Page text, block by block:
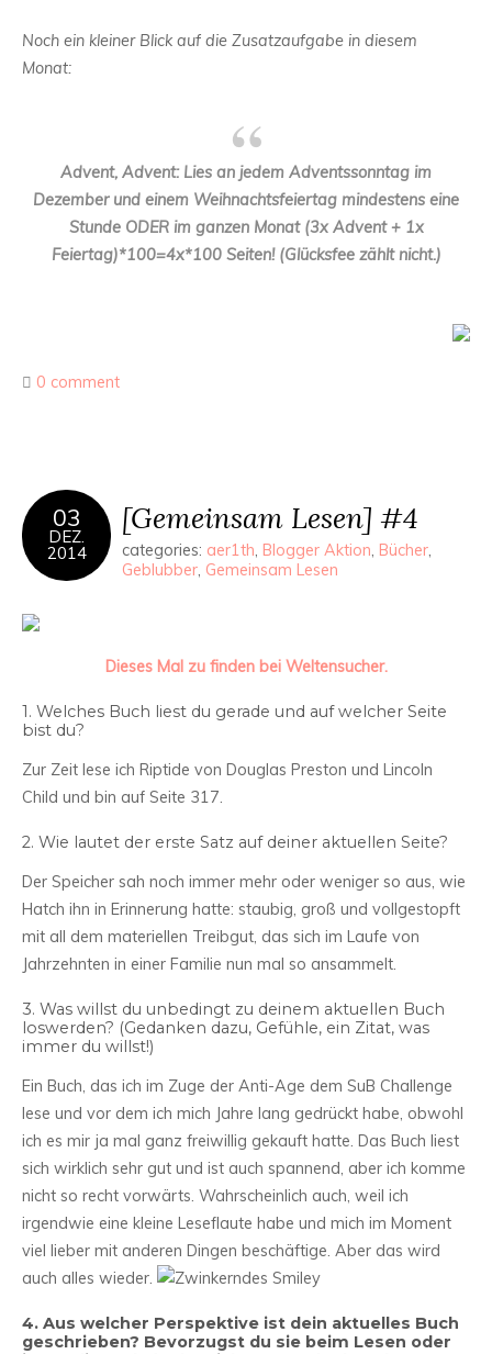
Noch ein kleiner Blick auf die Zusatzaufgabe in diesem
Monat:
Advent, Advent: Lies an jedem Adventssonntag im
Dezember und einem Weihnachtsfeiertag mindestens eine
Stunde ODER im ganzen Monat (3x Advent + 1x
Feiertag)*100=4x*100 Seiten! (Glücksfee zählt nicht.)
0 comment
03
DEZ.
2014
[Gemeinsam Lesen] #4
categories: aer1th, Blogger Aktion, Bücher,
Geblubber, Gemeinsam Lesen
Dieses Mal zu finden bei Weltensucher.
1. Welches Buch liest du gerade und auf welcher Seite
bist du?
Zur Zeit lese ich Riptide von Douglas Preston und Lincoln
Child und bin auf Seite 317.
2. Wie lautet der erste Satz auf deiner aktuellen Seite?
Der Speicher sah noch immer mehr oder weniger so aus, wie
Hatch ihn in Erinnerung hatte: staubig, groß und vollgestopft
mit all dem materiellen Treibgut, das sich im Laufe von
Jahrzehnten in einer Familie nun mal so ansammelt.
3. Was willst du unbedingt zu deinem aktuellen Buch
loswerden? (Gedanken dazu, Gefühle, ein Zitat, was
immer du willst!)
Ein Buch, das ich im Zuge der Anti-Age dem SuB Challenge
lese und vor dem ich mich Jahre lang gedrückt habe, obwohl
ich es mir ja mal ganz freiwillig gekauft hatte. Das Buch liest
sich wirklich sehr gut und ist auch spannend, aber ich komme
nicht so recht vorwärts. Wahrscheinlich auch, weil ich
irgendwie eine kleine Leseflaute habe und mich im Moment
viel lieber mit anderen Dingen beschäftige. Aber das wird
auch alles wieder.
4. Aus welcher Perspektive ist dein aktuelles Buch
geschrieben? Bevorzugst du sie beim Lesen oder